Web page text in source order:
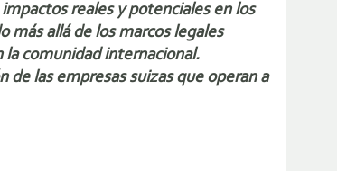
reales y potenciales en los
más allá de los marcos legales
la comunidad internacional.
las empresas suizas que operan a